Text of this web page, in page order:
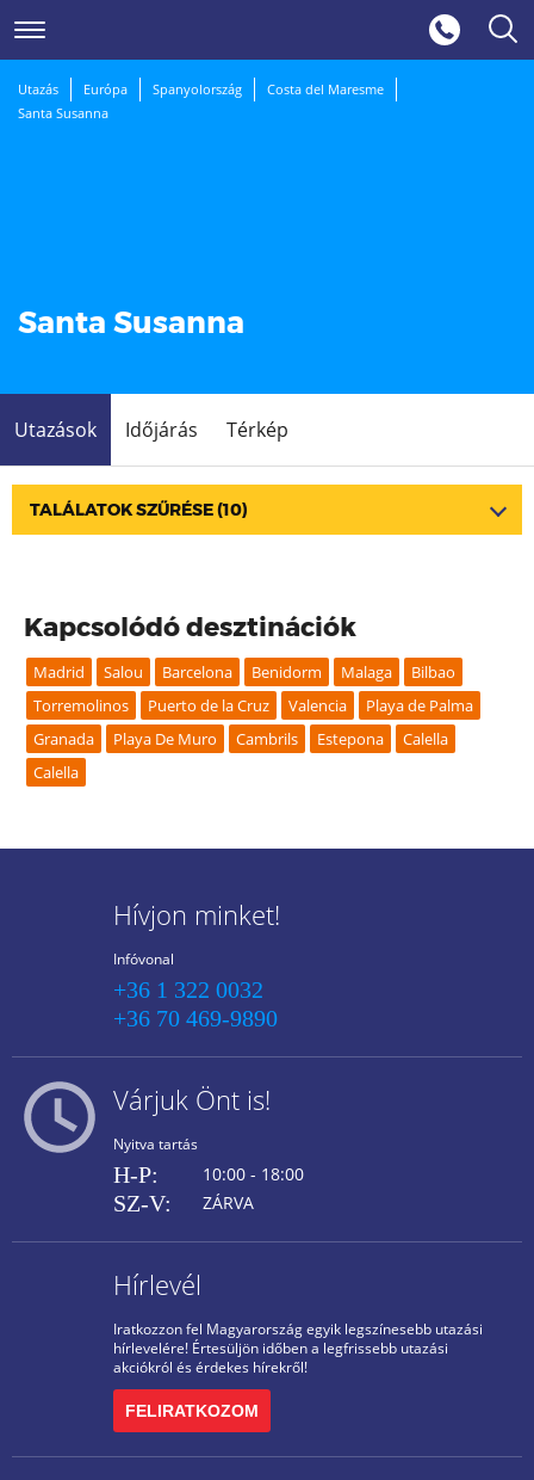
Utazás Európa Spanyolország
Costa del Maresme
Santa Susanna
Santa Susanna
Utazások Időjárás Térkép
TALÁLATOK SZŰRÉSE(10)
Kapcsolódó desztinációk
Madrid Salou Barcelona Benidorm Malaga
Bilbao
Torremolinos
Puerto de la Cruz Valencia
Playa de Palma
Granada
Playa De Muro Cambrils Estepona
Calella
Calella
Hívjon minket!
Infóvonal
+36 1 322 0032
+36 70 469-9890
Várjuk Önt is!
Nyitva tartás
H-P: 10:00 - 18:00
SZ-V: ZÁRVA
Hírlevél
Iratkozzon fel Magyarország egyik legszínesebb utazási
hírlevelére! Értesüljön időben a legfrissebb utazási
akciókról és érdekes hírekről!
FELIRATKOZOM